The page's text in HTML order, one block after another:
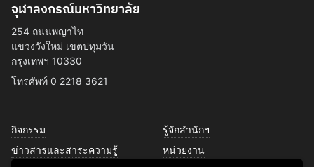
จุฬาลงกรณ์มหาวิทยาลัย
254 ถนนพญาไท
แขวงวังใหม่ เขตปทุมวัน
กรุงเทพฯ 10330
โทรศัพท์ 0 2218 3621
กิจกรรม
ข่าวสารและสาระความรู้
รู้จักสำนักฯ
หน่วยงาน